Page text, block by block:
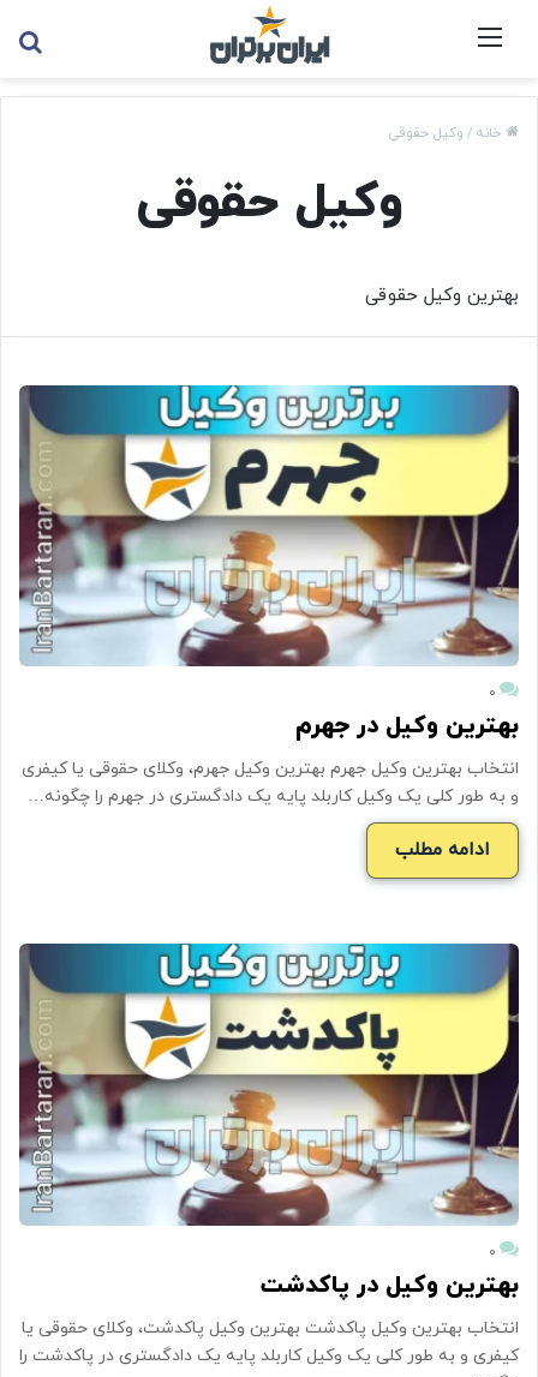
خانه / وکیل حقوقی
وکیل حقوقی
بهترین وکیل حقوقی
۰
بهترین وکیل در جهرم
انتخاب بهترین وکیل جهرم بهترین وکیل جهرم، وکلای حقوقی یا کیفری
و به طور کلی یک وکیل کاربلد پایه یک دادگستری در جهرم را چگونه…
ادامه مطلب
۰
بهترین وکیل در پاکدشت
انتخاب بهترین وکیل پاکدشت بهترین وکیل پاکدشت، وکلای حقوقی یا
کیفری و به طور کلی یک وکیل کاربلد پایه یک دادگستری در پاکدشت را